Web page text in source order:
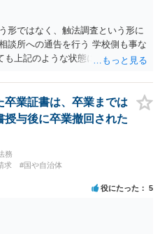
形ではなく、触法調査という形に
談所への通告を行う 学校側も事な
も上記のような状態になれば一定
、 警察側も動くのではないかと思
卒業証書は、卒業までは
与後に卒業撤回された
務
求
#国や自治体
役にたった 5